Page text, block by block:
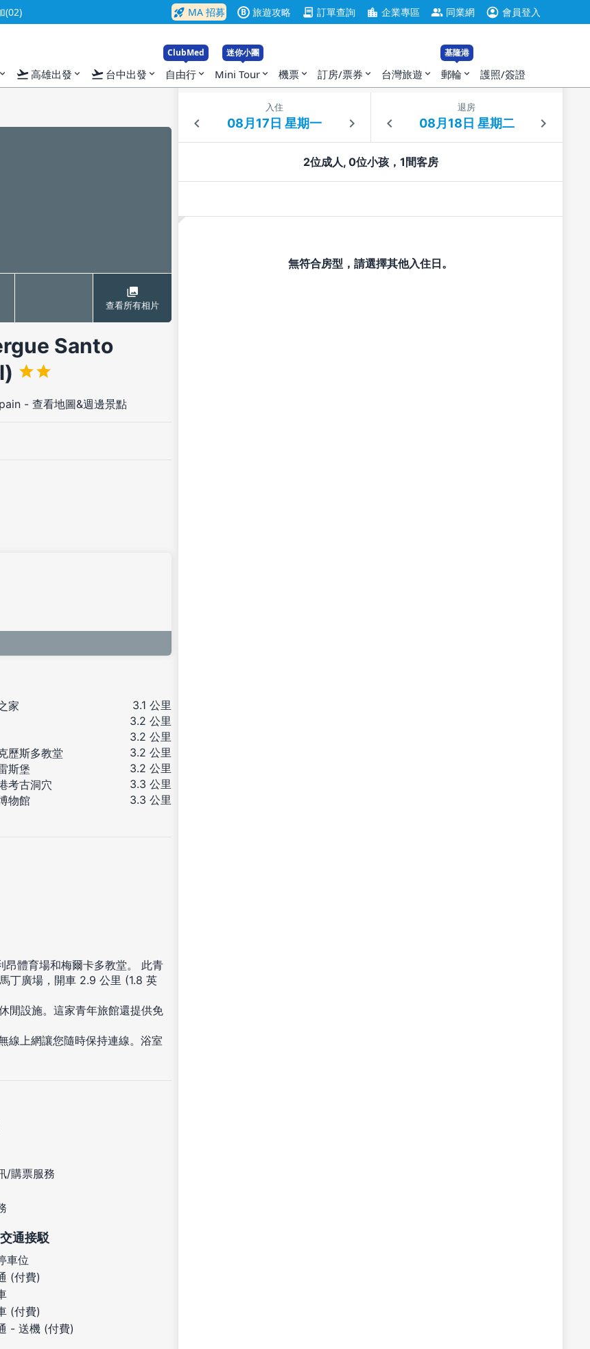
(02) rocket_launch MA 招募 B 旅遊攻略 contract 訂單查詢 location_city 企業專區 group 同業網 account_circle 會員登入
expand_more flight_takeoff高雄出發 expand_more flight_takeoff 台中出發 expand_more
ClubMed
自由行 expand_more
迷你小團
Mini Tour expand_more 機票 expand_more 訂房/票券 expand_more 台灣旅遊 expand_more
基隆港
郵輪 expand_more 護照/簽證
查看所有相片
Santo
- 查看地圖&週邊景點
入住 退房
2位成人, 0位小孩，1間客房
無符合房型，請選擇其他入住日。
家
3.1 公里
3.2 公里
3.2 公里
歷斯多教堂
3.2 公里
斯堡
3.2 公里
考古洞穴
3.3 公里
物館
3.3 公里
昂體育場和梅爾卡多教堂。 此青
丁廣場，開車 2.9 公里 (1.8 英
閒設施。這家青年旅館還提供免
線上網讓您隨時保持連線。浴室
/購票服務
通接駁
車位
(付費)
(付費)
- 送機 (付費)